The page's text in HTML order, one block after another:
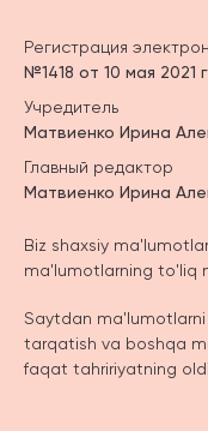
Регистрация
№1418 от 10 мая 2021
Учредитель
Матвиенко Ирина
Главный редактор
Матвиенко Ирина
Biz shaxsiy
ma'lumotlarning to'liq
Saytdan ma'lumotlarni
tarqatish va boshqa
faqat tahririyatning